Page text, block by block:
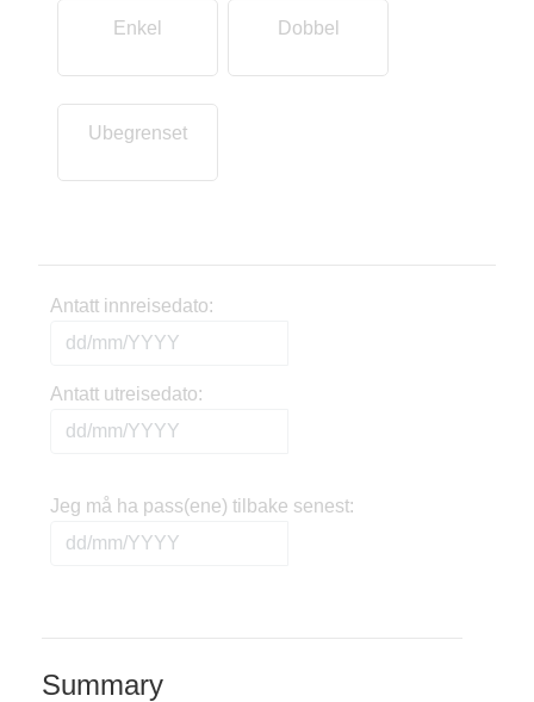
Enkel Dobbel
Ubegrenset
Antatt innreisedato:
Antatt utreisedato:
Jeg må ha pass(ene) tilbake senest:
Summary